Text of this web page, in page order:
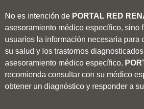
No es intención de PORTAL RED
asesoramiento médico específico, sino
usuarios la información necesaria para
su salud y los trastornos
asesoramiento médico específico,
recomienda consultar con su médico
obtener un diagnóstico y responder a